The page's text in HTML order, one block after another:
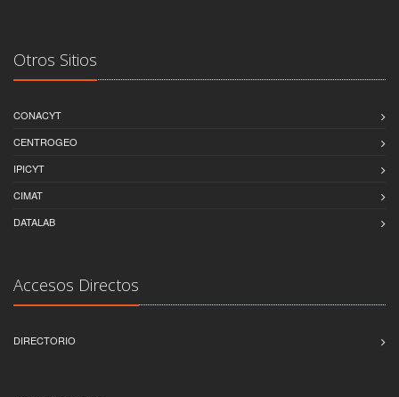
Otros Sitios
CONACYT
CENTROGEO
IPICYT
CIMAT
DATALAB
Accesos Directos
DIRECTORIO